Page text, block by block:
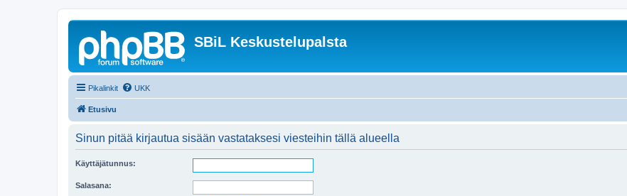
SBiL Keskustelupalsta
Pikalinkit UKK
Etusivu
Sinun pitää kirjautua sisään vastataksesi viesteihin tällä alueella
Käyttäjätunnus:
Salasana: